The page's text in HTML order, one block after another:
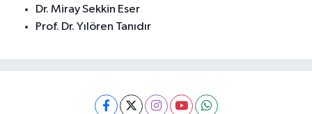
Dr. Miray Sekkin Eser
Prof. Dr. Yılören Tanıdır